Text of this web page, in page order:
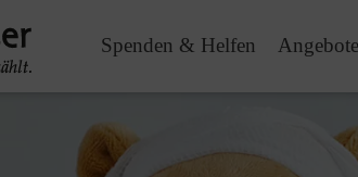
Spenden & Helfen